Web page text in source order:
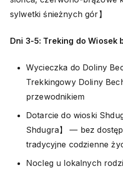
sylwetki śnieżnych gór】
Dni 3-5: Treking do Wiosek
Wycieczka do Doliny
Trekkingowy Doliny
przewodnikiem
Dotarcie do wioski
Shdugra】 — bez
tradycyjne codzienne
Nocleg u lokalnych